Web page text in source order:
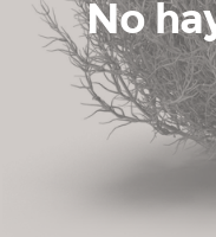
No